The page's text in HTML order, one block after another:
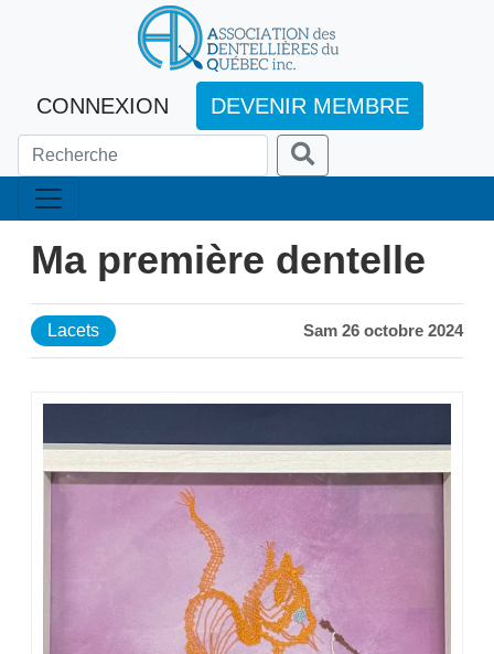
CONNEXION DEVENIR MEMBRE
Ma première dentelle
Lacets Sam 26 octobre 2024